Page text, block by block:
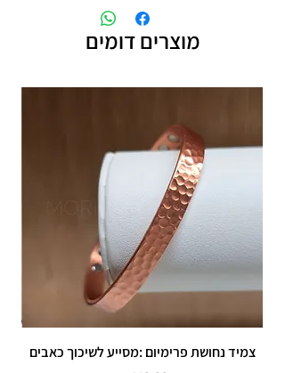
אחריות לחצי שנה
מוצרים דומים
צמיד נחושת פרימיום :מסייע לשיכוך כאבים